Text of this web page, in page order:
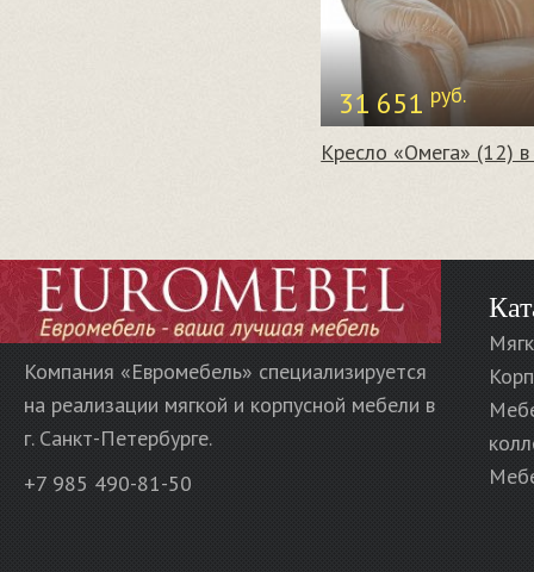
31 651руб.
Кресло «Омега» (12) в
Компания «Евромебель» специализируется
на реализации мягкой и корпусной мебели в
г. Санкт-Петербурге.
+7 985 490-81-50